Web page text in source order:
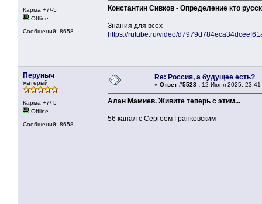
Карма +7/-5
Offline
Сообщений: 8658
Константин Сивков - Определение кто
Знания для всех
https://rutube.ru/video/
Перуныч
матерый
Карма +7/-5
Offline
Сообщений: 8658
Re: Россия, а будущее есть?
« Ответ #5528 : 12 Июня 2025, 23:41
Алан Мамиев. Живите теперь с этим...
56 канал с Сергеем Гранковским